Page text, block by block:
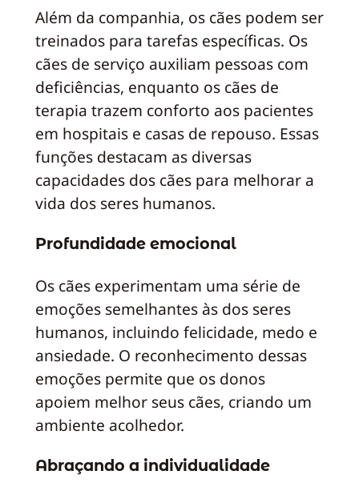
Além da companhia, os cães podem ser
treinados para tarefas específicas. Os
cães de serviço auxiliam pessoas com
deficiências, enquanto os cães de
terapia trazem conforto aos pacientes
em hospitais e casas de repouso. Essas
funções destacam as diversas
capacidades dos cães para melhorar a
vida dos seres humanos.
Profundidade emocional
Os cães experimentam uma série de
emoções semelhantes às dos seres
humanos, incluindo felicidade, medo e
ansiedade. O reconhecimento dessas
emoções permite que os donos
apoiem melhor seus cães, criando um
ambiente acolhedor.
Abraçando a individualidade